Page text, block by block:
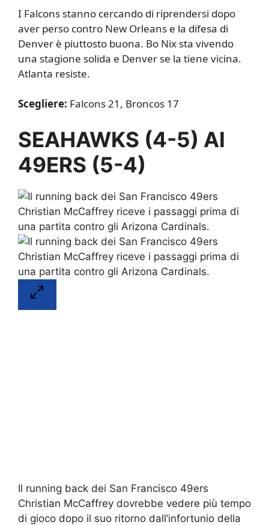
I Falcons stanno cercando di riprendersi dopo
aver perso contro New Orleans e la difesa di
Denver è piuttosto buona. Bo Nix sta vivendo
una stagione solida e Denver se la tiene vicina.
Atlanta resiste.
Scegliere: Falcons 21, Broncos 17
SEAHAWKS (4-5) AI
49ERS (5-4)
Il running back dei San Francisco 49ers
Christian McCaffrey dovrebbe vedere più tempo
di gioco dopo il suo ritorno dall’infortunio della